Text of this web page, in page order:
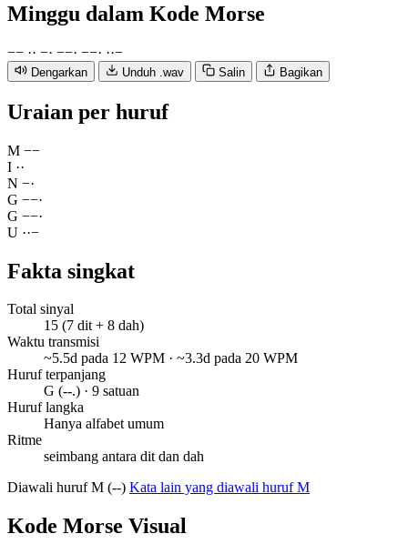
Minggu dalam Kode Morse
−− ·· −· −−· −−· ··−
Dengarkan Unduh .wav Salin Bagikan
Uraian per huruf
M −−
I ··
N −·
G −−·
G −−·
U ··−
Fakta singkat
Total sinyal
15 (7 dit + 8 dah)
Waktu transmisi
~5.5d pada 12 WPM · ~3.3d pada 20 WPM
Huruf terpanjang
G (--.) · 9 satuan
Huruf langka
Hanya alfabet umum
Ritme
seimbang antara dit dan dah
Diawali huruf M (--) Kata lain yang diawali huruf M
Kode Morse Visual